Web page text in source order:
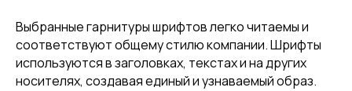
Выбранные гарнитуры шрифтов легко читаемы и
соответствуют общему стилю компании. Шрифты
используются в заголовках, текстах и на других
носителях, создавая единый и узнаваемый образ.